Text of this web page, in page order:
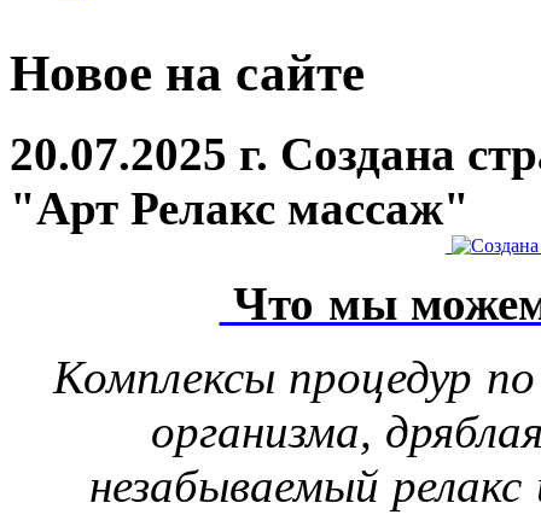
Новое на сайте
20.07.2025 г. Создана
"Арт Релакс массаж"
Что мы
Комплексы процедур
организма,
незабываемый